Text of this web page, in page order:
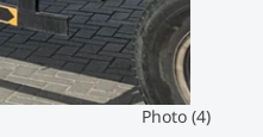
Photo (4)